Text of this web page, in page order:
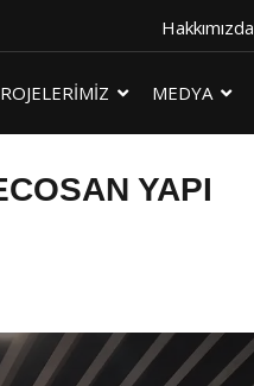
Hakkımızda
MEDYA
YAPI